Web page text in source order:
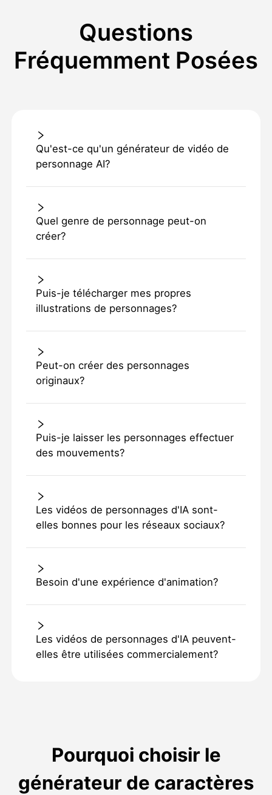
Questions
Fréquemment Posées
Qu'est-ce qu'un générateur de vidéo de
personnage AI?
Quel genre de personnage peut-on
créer?
Puis-je télécharger mes propres
illustrations de personnages?
Peut-on créer des personnages
originaux?
Puis-je laisser les personnages effectuer
des mouvements?
Les vidéos de personnages d'IA sont-
elles bonnes pour les réseaux sociaux?
Besoin d'une expérience d'animation?
Les vidéos de personnages d'IA peuvent-
elles être utilisées commercialement?
Pourquoi choisir le
générateur de caractères